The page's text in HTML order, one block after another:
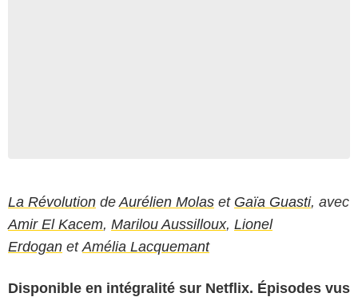
La Révolution de Aurélien Molas et Gaïa Guasti, avec
Amir El Kacem, Marilou Aussilloux, Lionel
Erdogan et Amélia Lacquemant
Disponible en intégralité sur Netflix. Épisodes vus